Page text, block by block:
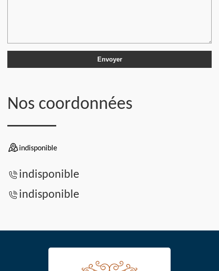
Nos coordonnées
indisponible
indisponible
indisponible